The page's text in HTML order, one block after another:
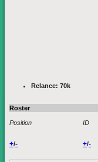
Relance: 70k
Roster
Position ID
+/- +/-